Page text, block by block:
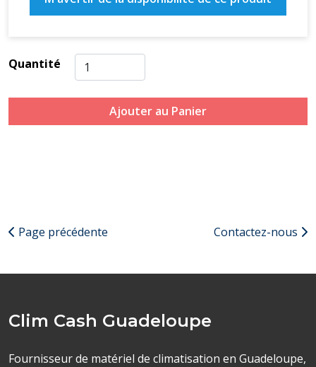
Quantité
Ajouter au Panier
Page précédente Contactez-nous
Clim Cash Guadeloupe
Fournisseur de matériel de climatisation en Guadeloupe,